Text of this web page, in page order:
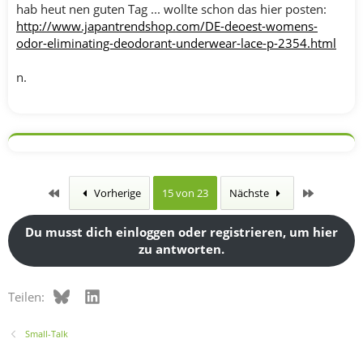
hab heut nen guten Tag ... wollte schon das hier posten:
http://www.japantrendshop.com/DE-deoest-womens-
odor-eliminating-deodorant-underwear-lace-p-2354.html
n.
Erste Vorherige 15 von 23 Nächste
Du musst dich einloggen oder registrieren, um hier
zu antworten.
Teilen: BlueskyLinkedIn
Small-Talk